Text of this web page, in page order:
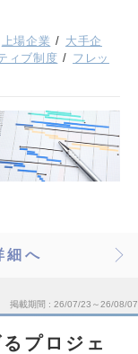
上場企業
大手企
ィブ制度
フレッ
細へ
掲載期間 26/07/23～26/08/07
プロジェ